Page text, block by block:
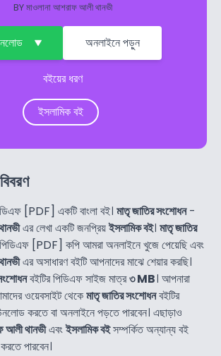
BYমাওলানা আশরাফ আলী থানভী
অনলাইনে পড়ুন
বইয়ের ধরণ
ইসলামিক বই
[PDF] একটি বাংলা বই। মাতৃ জাতির সংশোধন-
এর লেখা একটি জনপ্রিয়ইসলামিক বই। মাতৃ জাতির
[PDF] কপি আমরা অনলাইনে খুজে পেয়েছি এবং
এর অসাধারণ বইটি আপনাদের মাঝে শেয়ার করছি।
বইটির পিডিএফ সাইজ মাত্র৩ MB। আপনারা
ওয়েবসাইট থেকেমাতৃ জাতির সংশোধনবইটির
করতে বা অনলাইনে পড়তে পারবেন। এছাড়াও
আলী থানভীএবংইসলামিক বইসম্পর্কিত অন্যান্য বই
পারবেন।